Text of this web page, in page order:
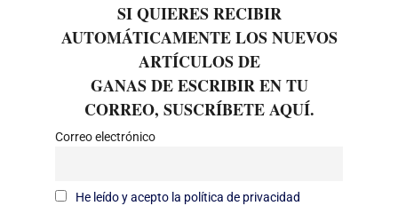
SI QUIERES RECIBIR
AUTOMÁTICAMENTE LOS NUEVOS
ARTÍCULOS DE
GANAS DE ESCRIBIR EN TU
CORREO, SUSCRÍBETE AQUÍ.
Correo electrónico
He leído y acepto la política de privacidad